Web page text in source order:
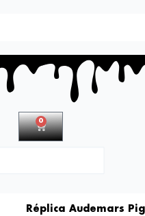
0 Carrito
Réplica Audemars